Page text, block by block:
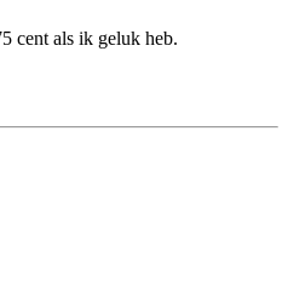
cent als ik geluk heb.